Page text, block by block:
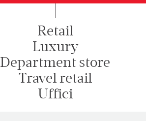
Retail
Luxury
Department store
Travel retail
Uffici